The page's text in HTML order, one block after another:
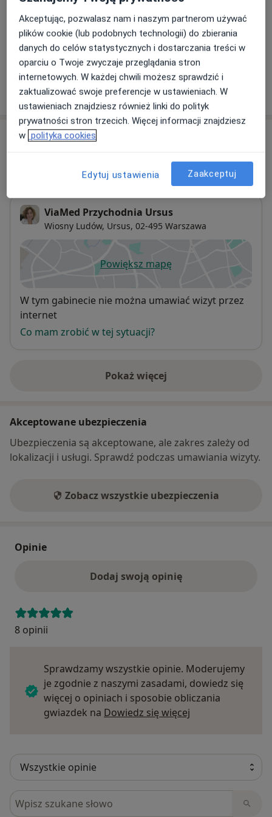
Terapia bólu
Szczegóły
W jaki sposób ustalane są ceny?
Adresy (2)
ViaMed Przychodnia Ursus
Wiosny Ludów, Ursus, 02-495 Warszawa
Powiększ mapęotwiera się w nowej karcie
Dostępność
W tym gabinecie nie można umawiać wizyt przez
internet
Co mam zrobić w tej sytuacji?
Pokaż więcej
o adresie
Akceptowane ubezpieczenia
Ubezpieczenia są akceptowane, ale zakres zależy od
lokalizacji i usługi. Sprawdź podczas umawiania wizyty.
Zobacz wszystkie ubezpieczenia
Opinie
Dodaj swoją opinię
8 opinii
Sprawdzamy wszystkie opinie. Moderujemy
je zgodnie z naszymi zasadami, dowiedz się
więcej o opiniach i sposobie obliczania
gwiazdek na Dowiedz się więcej
Szukaj w opiniach
Akceptując, pozwalasz nam i naszym partnerom używać
plików cookie (lub podobnych technologii) do zbierania
danych do celów statystycznych i dostarczania treści w
oparciu o Twoje zwyczaje przeglądania stron
internetowych. W każdej chwili możesz sprawdzić i
zaktualizować swoje preferencje w ustawieniach. W
ustawieniach znajdziesz również linki do polityk
prywatności stron trzecich. Więcej informacji znajdziesz
w polityka cookies
Edytuj ustawienia Zaakceptuj